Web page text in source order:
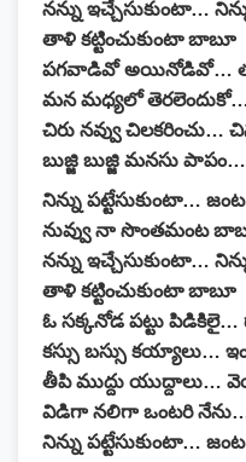
నన్ను ఇచ్చేసుకుంటా…
తాళి కట్టించుకుంటా బాబూ
పగవాడివో అయినోడివో…
మన మధ్యలో
చిరు నవ్వు చిలకరించు…
బుజ్జి బుజ్జి మనసు పాపం…
నిన్ను పట్టేసుకుంటా… జంట
నువ్వు నా సొంతమంట
నన్ను ఇచ్చేసుకుంటా…
తాళి కట్టించుకుంటా బాబూ
ఓ సక్కనోడ పట్టు
కస్సు బస్సు కయ్యాలు…
తీపి ముద్దు యుద్దాలు…
విడిగా నలిగా ఒంటరి
నిన్ను పట్టేసుకుంటా… జంట